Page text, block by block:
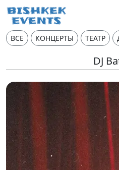
ВСЕ КОНЦЕРТЫ ТЕАТР
DJ